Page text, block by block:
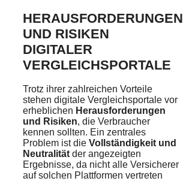
HERAUSFORDERUNGEN
UND RISIKEN
DIGITALER
VERGLEICHSPORTALE
Trotz ihrer zahlreichen Vorteile
stehen digitale Vergleichsportale vor
erheblichen Herausforderungen
und Risiken, die Verbraucher
kennen sollten. Ein zentrales
Problem ist die Vollständigkeit und
Neutralität der angezeigten
Ergebnisse, da nicht alle Versicherer
auf solchen Plattformen vertreten